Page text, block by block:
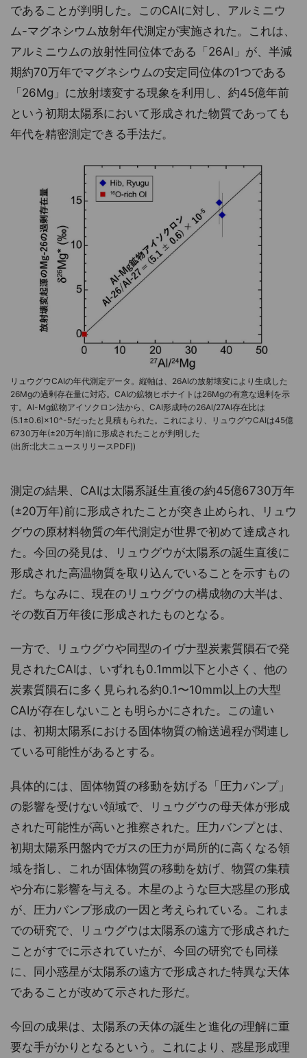
であることが判明した。このCAIに対し、アルミニウ
ム-マグネシウム放射年代測定が実施された。これは、
アルミニウムの放射性同位体である「26Al」が、半減
期約70万年でマグネシウムの安定同位体の1つである
「26Mg」に放射壊変する現象を利用し、約45億年前
という初期太陽系において形成された物質であっても
年代を精密測定できる手法だ。
リュウグウCAIの年代測定データ。縦軸は、26Alの放射壊変により生成した
26Mgの過剰存在量に対応。CAIの鉱物ヒボナイトは26Mgの有意な過剰を示
す。Al-Mg鉱物アイソクロン法から、CAI形成時の26Al/27Al存在比は
(5.1±0.6)×10^-5だったと見積もられた。これにより、リュウグウCAIは45億
6730万年(±20万年)前に形成されたことが判明した
(出所:北大ニュースリリースPDF))
測定の結果、CAIは太陽系誕生直後の約45億6730万年
(±20万年)前に形成されたことが突き止められ、リュウ
グウの原材料物質の年代測定が世界で初めて達成され
た。今回の発見は、リュウグウが太陽系の誕生直後に
形成された高温物質を取り込んでいることを示すもの
だ。ちなみに、現在のリュウグウの構成物の大半は、
その数百万年後に形成されたものとなる。
一方で、リュウグウや同型のイヴナ型炭素質隕石で発
見されたCAIは、いずれも0.1mm以下と小さく、他の
炭素質隕石に多く見られる約0.1〜10mm以上の大型
CAIが存在しないことも明らかにされた。この違い
は、初期太陽系における固体物質の輸送過程が関連し
ている可能性があるとする。
具体的には、固体物質の移動を妨げる「圧力バンプ」
の影響を受けない領域で、リュウグウの母天体が形成
された可能性が高いと推察された。圧力バンプとは、
初期太陽系円盤内でガスの圧力が局所的に高くなる領
域を指し、これが固体物質の移動を妨げ、物質の集積
や分布に影響を与える。木星のような巨大惑星の形成
が、圧力バンプ形成の一因と考えられている。これま
での研究で、リュウグウは太陽系の遠方で形成された
ことがすでに示されていたが、今回の研究でも同様
に、同小惑星が太陽系の遠方で形成された特異な天体
であることが改めて示された形だ。
今回の成果は、太陽系の天体の誕生と進化の理解に重
要な手がかりとなるという。これにより、惑星形成理